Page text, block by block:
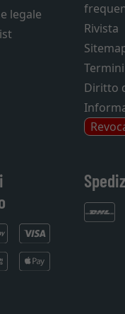
legale
Rivista
Diritto